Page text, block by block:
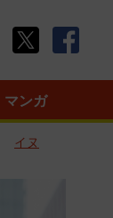
マンガ
イヌ